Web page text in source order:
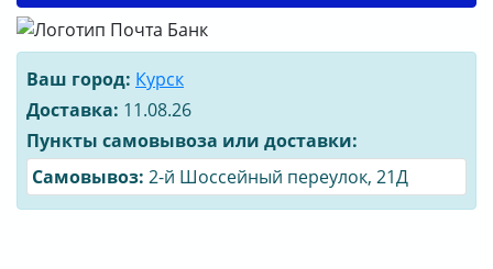
Ваш город: Курск
Доставка: 11.08.26
Пункты самовывоза или доставки:
Cамовывоз: 2-й Шоссейный переулок, 21Д